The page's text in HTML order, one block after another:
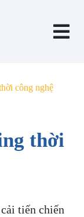
công nghệ
thời
tiến chiến